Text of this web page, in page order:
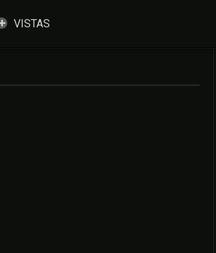
VISTAS